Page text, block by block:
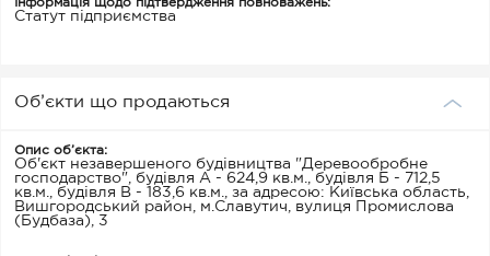
Інформація щодо підтвердження повноважень:
Статут підприємства
Об’єкти що продаються
Опис об’єкта:
Об'єкт незавершеного будівництва "Деревообробне
господарство", будівля А - 624,9 кв.м., будівля Б - 712,5
кв.м., будівля В - 183,6 кв.м., за адресою: Київська область,
Вишгородський район, м.Славутич, вулиця Промислова
(Будбаза), 3